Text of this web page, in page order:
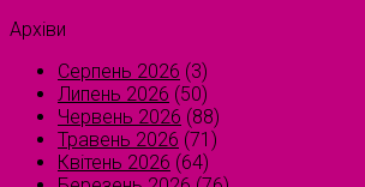
Архіви
Серпень 2026 (3)
Липень 2026 (50)
Червень 2026 (88)
Травень 2026 (71)
Квітень 2026 (64)